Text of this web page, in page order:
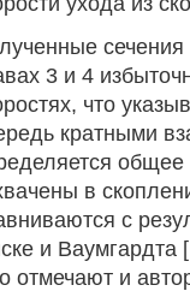
3 и 4
что
кратными
общее
в
с
и Ваумгардта
отмечают и